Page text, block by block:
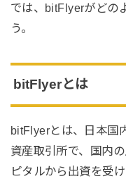
では、bitFlyerがどの
う。
bitFlyerとは
bitFlyerとは、日本国
資産取引所で、国内
ピタルから出資を受け